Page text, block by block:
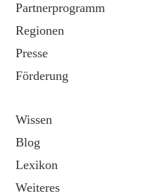
Partnerprogramm
Regionen
Presse
Förderung
Wissen
Blog
Lexikon
Weiteres